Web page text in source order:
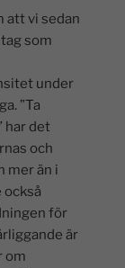
att vi sedan
som
under
”Ta
har det
och
mer än i
också
för
är
om